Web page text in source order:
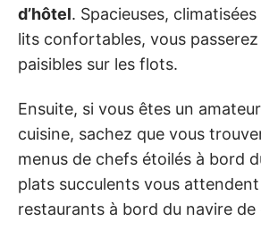
d’hôtel. Spacieuses,
lits confortables, vous
paisibles sur les flots.
Ensuite, si vous êtes un
cuisine, sachez que vous
menus de chefs étoilés à bord
plats succulents vous
restaurants à bord du navire de